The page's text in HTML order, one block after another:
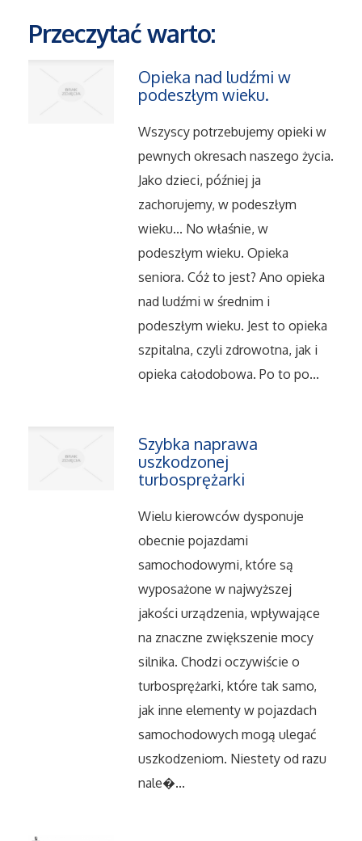
Maszyny
Narzędzia
Przemysł Metalowy
Przeprowadzki
Części Samochodowe
Wynajem
Usługi Motoryzacyjne
Materiały Promocyjne
Agencje Reklamowe
Materiały Reklamowe
Ćwiczenia
Imprezy Integracyjne
Hobby
Zajęcia Sportowe i Rekreacyjne
Informatyczne
Przeczytać warto:
Opieka nad ludźmi w
podeszłym wieku.
Wszyscy potrzebujemy opieki w
pewnych okresach naszego życia.
Jako dzieci, później ja
zachorujemy, w podeszłym
wieku... No właśnie, w
podeszłym wieku. Opieka
seniora. Cóż to jest? Ano opieka
nad ludźmi w średnim i
podeszłym wieku. Jest to opieka
szpitalna, czyli zdrowotna, jak i
opieka całodobowa. Po to po...
Szybka naprawa
uszkodzonej
turbosprężarki
Wielu kierowców dysponuje
obecnie pojazdami
samochodowymi, które są
wyposażone w najwyższej
jakości urządzenia, wpływające
na znaczne zwiększenie mocy
silnika. Chodzi oczywiście o
turbosprężarki, które tak samo,
jak inne elementy w pojazdach
samochodowych mogą ulegać
uszkodzeniom. Niestety od razu
nale�...